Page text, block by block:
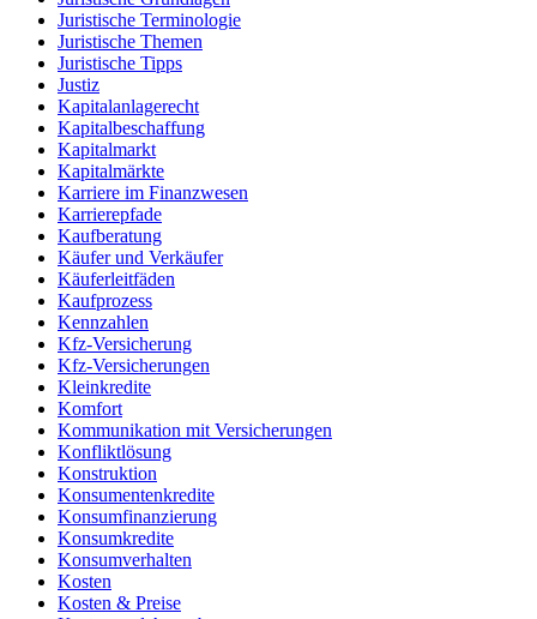
Juristische Terminologie
Juristische Themen
Juristische Tipps
Justiz
Kapitalanlagerecht
Kapitalbeschaffung
Kapitalmarkt
Kapitalmärkte
Karriere im Finanzwesen
Karrierepfade
Kaufberatung
Käufer und Verkäufer
Käuferleitfäden
Kaufprozess
Kennzahlen
Kfz-Versicherung
Kfz-Versicherungen
Kleinkredite
Komfort
Kommunikation mit Versicherungen
Konfliktlösung
Konstruktion
Konsumentenkredite
Konsumfinanzierung
Konsumkredite
Konsumverhalten
Kosten
Kosten & Preise